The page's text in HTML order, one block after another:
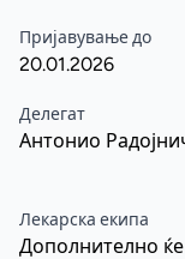
Пријавување до
20.01.2026
Делегат
Антонио
Лекарска екипа
Дополнително